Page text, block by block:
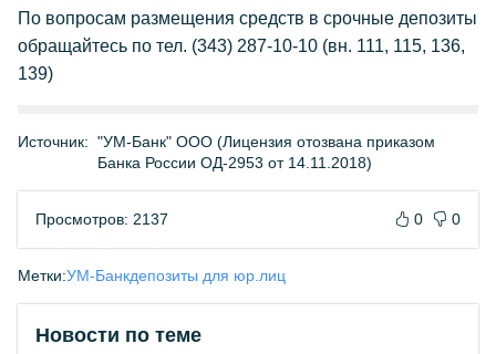
По вопросам размещения средств в срочные депозиты
обращайтесь по тел. (343) 287-10-10 (вн. 111, 115, 136,
139)
Источник: "УМ-Банк" ООО (Лицензия отозвана приказом
Банка России ОД-2953 от 14.11.2018)
Просмотров: 2137 0 0
Метки:УМ-Банкдепозиты для юр.лиц
Новости по теме